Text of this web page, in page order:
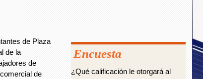
de Plaza
de la
de
de
Encuesta
¿Qué calificación le otorgará al